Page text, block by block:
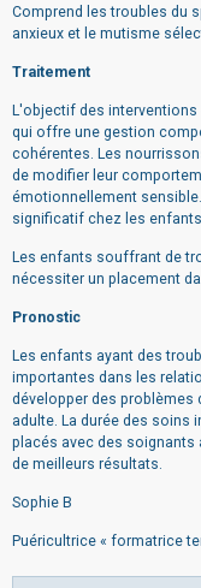
Comprend les troubles du
anxieux et le mutisme
Traitement
L'objectif des
qui offre une gestion
cohérentes. Les
de modifier leur
émotionnellement
significatif chez les
Les enfants souffrant de
nécessiter un placement
Pronostic
Les enfants ayant des
importantes dans les
développer des problèmes
adulte. La durée des soins
placés avec des soignants
de meilleurs résultats.
Sophie B
Puéricultrice « formatrice